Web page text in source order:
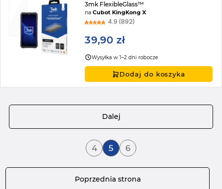
3mk FlexibleGlass™
naCubot KingKong X
4.9 (892)
39,90 zł
Wysyłka w 1–2 dni robocze
Dodaj do koszyka
Poprzednia strona
Strona
4 Aktualnie czytasz stronę
5 Strona
6
Dalej